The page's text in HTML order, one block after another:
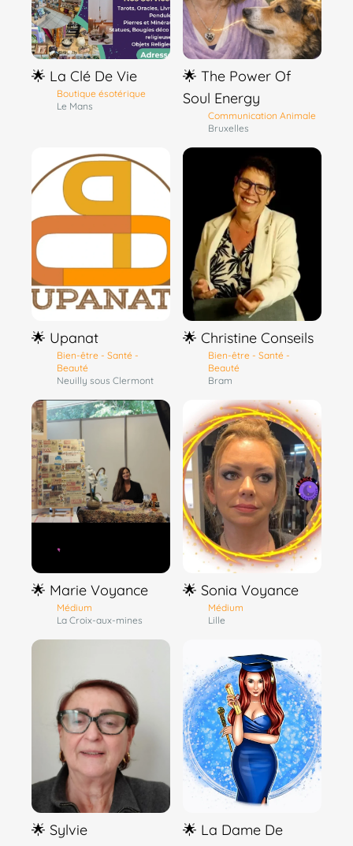
🌟 La Clé De Vie
Boutique ésotérique
Le Mans
🌟 The Power Of
Soul Energy
Communication Animale
Bruxelles
🌟 Upanat
Bien-être - Santé -
Beauté
Neuilly sous Clermont
🌟 Christine Conseils
Bien-être - Santé -
Beauté
Bram
🌟 Marie Voyance
Médium
La Croix-aux-mines
🌟 Sonia Voyance
Médium
Lille
🌟 Sylvie
🌟 La Dame De